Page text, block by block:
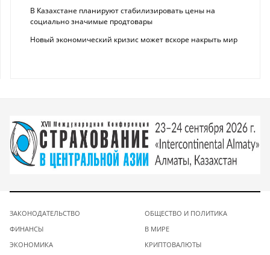
В Казахстане планируют стабилизировать цены на
социально значимые продтовары
Новый экономический кризис может вскоре накрыть мир
ЗАКОНОДАТЕЛЬСТВО
ФИНАНСЫ
ЭКОНОМИКА
ОБЩЕСТВО И ПОЛИТИКА
В МИРЕ
КРИПТОВАЛЮТЫ